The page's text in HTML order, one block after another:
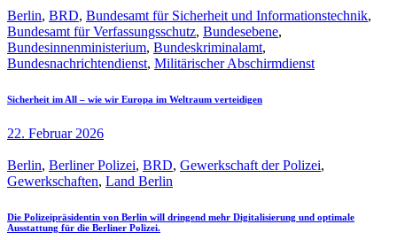
Berlin, BRD, Bundesamt für Sicherheit und Informationstechnik,
Bundesamt für Verfassungsschutz, Bundesebene,
Bundesinnenministerium, Bundeskriminalamt,
Bundesnachrichtendienst, Militärischer Abschirmdienst
Sicherheit im All – wie wir Europa im Weltraum verteidigen
22. Februar 2026
Berlin, Berliner Polizei, BRD, Gewerkschaft der Polizei,
Gewerkschaften, Land Berlin
Die Polizeipräsidentin von Berlin will dringend mehr Digitalisierung und optimale
Ausstattung für die Berliner Polizei.